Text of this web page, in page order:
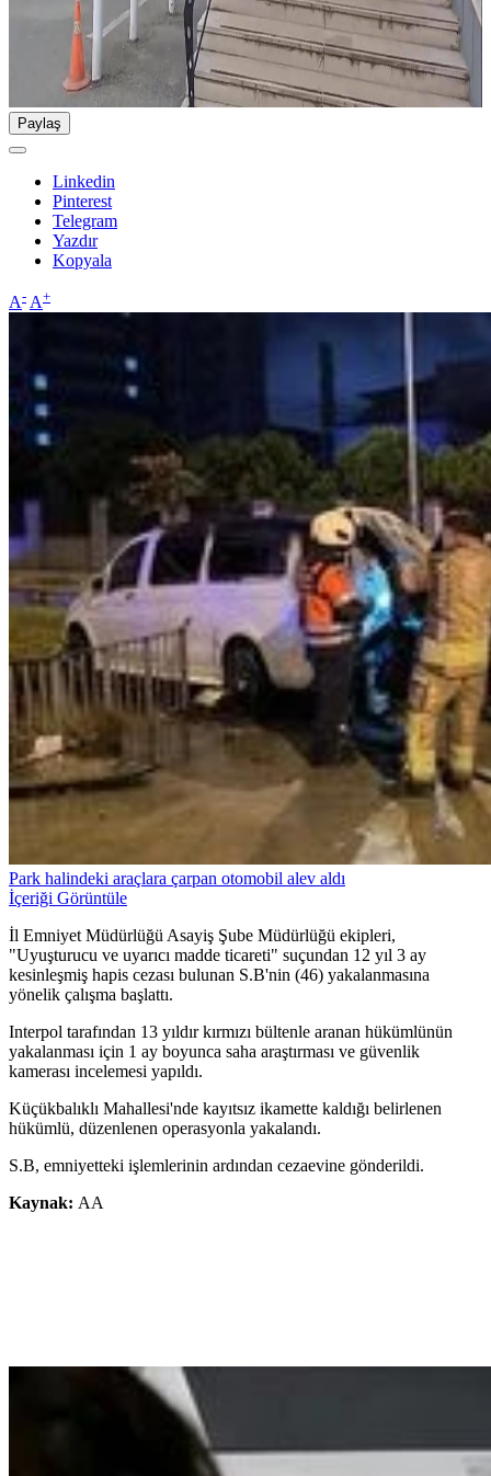
Paylaş
Linkedin
Pinterest
Telegram
Yazdır
Kopyala
A- A+
Park halindeki araçlara çarpan otomobil alev aldı
İçeriği Görüntüle
İl Emniyet Müdürlüğü Asayiş Şube Müdürlüğü ekipleri,
"Uyuşturucu ve uyarıcı madde ticareti" suçundan 12 yıl 3 ay
kesinleşmiş hapis cezası bulunan S.B'nin (46) yakalanmasına
yönelik çalışma başlattı.
Interpol tarafından 13 yıldır kırmızı bültenle aranan hükümlünün
yakalanması için 1 ay boyunca saha araştırması ve güvenlik
kamerası incelemesi yapıldı.
Küçükbalıklı Mahallesi'nde kayıtsız ikamette kaldığı belirlenen
hükümlü, düzenlenen operasyonla yakalandı.
S.B, emniyetteki işlemlerinin ardından cezaevine gönderildi.
Kaynak: AA